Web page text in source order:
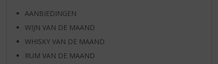
AANBIEDINGEN
WIJN VAN DE MAAND
WHISKY VAN DE MAAND
RUM VAN DE MAAND